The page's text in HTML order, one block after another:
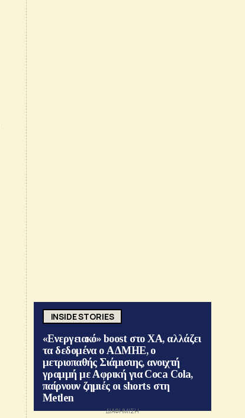
INSIDE STORIES
«Ενεργειακό» boost στο ΧΑ, αλλάζει
τα δεδομένα ο ΑΔΜΗΕ, ο
μετριοπαθής Σιάμισιης, ανοιχτή
γραμμή με Αφρική για Coca Cola,
παίρνουν ζημιές οι shorts στη
Metlen